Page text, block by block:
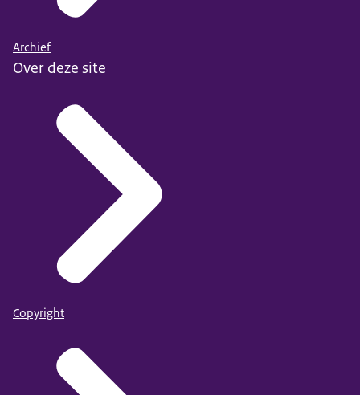
Archief
Over deze site
Copyright